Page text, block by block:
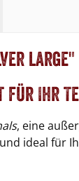
large"
für Ihr
, eine
ideal für